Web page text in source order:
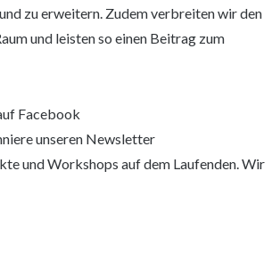
zu erweitern. Zudem verbreiten wir den
und leisten so einen Beitrag zum
Facebook
unseren Newsletter
und Workshops auf dem Laufenden. Wir